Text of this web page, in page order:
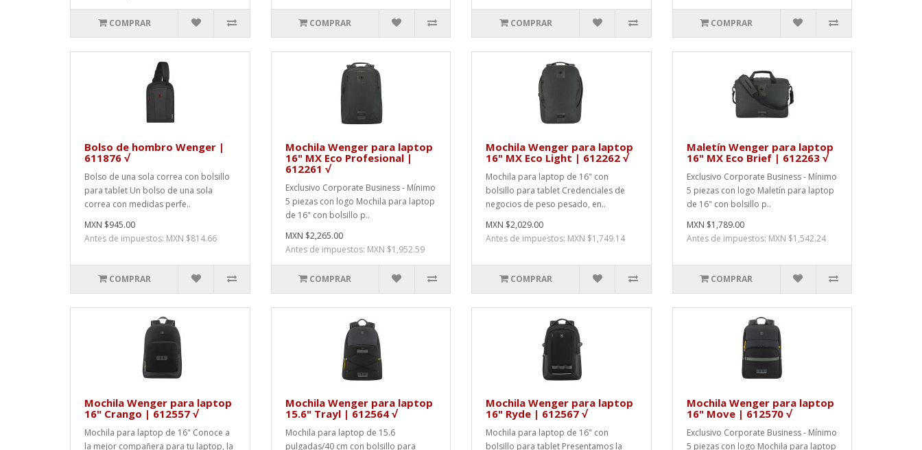
COMPRAR COMPRAR COMPRAR COMPRAR
Bolso de hombro Wenger |
611876 √
Bolso de una sola correa con bolsillo
para tablet Un bolso de una sola
correa con medidas perfe..
MXN $945.00
Antes de impuestos: MXN $814.66
COMPRAR
Mochila Wenger para laptop
16" MX Eco Profesional |
612261 √
Exclusivo Corporate Business - Mínimo
5 piezas con logo Mochila para laptop
de 16" con bolsillo p..
MXN $2,265.00
Antes de impuestos: MXN $1,952.59
COMPRAR
Mochila Wenger para laptop
16" MX Eco Light | 612262 √
Mochila para laptop de 16" con
bolsillo para tablet Credenciales de
negocios de peso pesado, en..
MXN $2,029.00
Antes de impuestos: MXN $1,749.14
COMPRAR
Maletín Wenger para laptop
16" MX Eco Brief | 612263 √
Exclusivo Corporate Business - Mínimo
5 piezas con logo Maletín para laptop
de 16" con bolsillo p..
MXN $1,789.00
Antes de impuestos: MXN $1,542.24
COMPRAR
Mochila Wenger para laptop
16" Crango | 612557 √
Mochila para laptop de 16" Conoce a
la mejor compañera para tu laptop, la
Mochila Wenger para laptop
15.6" Trayl | 612564 √
Mochila para laptop de 15.6
pulgadas/40 cm con bolsillo para
Mochila Wenger para laptop
16" Ryde | 612567 √
Mochila para laptop de 16" con
bolsillo para tablet Presentamos la
Mochila Wenger para laptop
16" Move | 612570 √
Exclusivo Corporate Business - Mínimo
5 piezas con logo Mochila para laptop